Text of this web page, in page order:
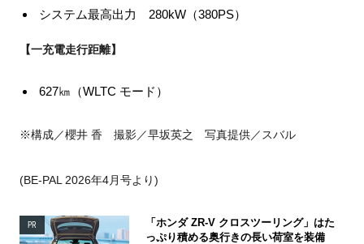
システム最高出力 280kW（380PS）
【一充電走行距離】
627㎞（WLTC モード）
※構成／櫻井 香 撮影／早坂英之 写真提供／スバル
(BE-PAL 2026年4月号より)
PR
「ホンダ ZR-V クロスツーリング」はた
っぷり積める奥行きの長い荷室を装備